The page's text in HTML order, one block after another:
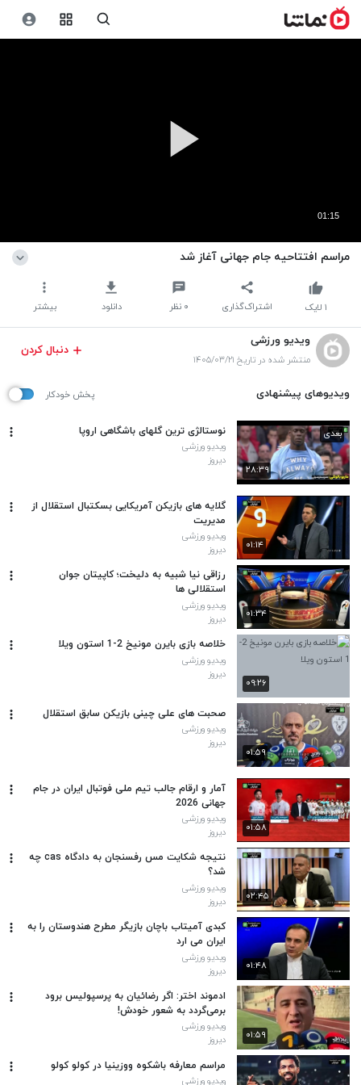
01:15
مراسم افتتاحیه جام جهانی آغاز شد
اشتراک‌گذاری ۰ نظر دانلود بیشتر ۱ لایک
ویدیو ورزشی
منتشر شده در تاریخ ۱۴۰۵/۰۳/۲۱
دنبال کردن
ویدیوهای پیشنهادی پخش خودکار
۲۸:۳۹
بعدی نوستالژی ترین گلهای باشگاهی اروپا
ویدیو ورزشی
دیروز
۰۱:۱۴
گلایه های بازیکن آمریکایی بسکتبال استقلال از
مدیریت
ویدیو ورزشی
دیروز
۰۱:۳۴
رزاقی نیا شبیه به دلیخت؛ کاپیتان جوان
استقلالی ها
ویدیو ورزشی
دیروز
۰۹:۲۶
خلاصه بازی بایرن مونیخ 2-1 استون ویلا
ویدیو ورزشی
دیروز
۰۱:۵۹
صحبت های علی چینی بازیکن سابق استقلال
ویدیو ورزشی
دیروز
۰۱:۵۸
آمار و ارقام جالب تیم ملی فوتبال ایران در جام
جهانی 2026
ویدیو ورزشی
دیروز
۰۲:۴۵
نتیجه شکایت مس رفسنجان به دادگاه cas چه
شد؟
ویدیو ورزشی
دیروز
۰۱:۴۸
کبدی آمیتاب باچان بازیگر مطرح هندوستان را به
ایران می‌ ارد
ویدیو ورزشی
دیروز
۰۱:۵۹
ادموند اختر: اگر رضائیان به پرسپولیس برود
برمی‌گردد به شعور خودش!
ویدیو ورزشی
دیروز
مراسم معارفه باشکوه ووزینیا در کولو کولو
ویدیو ورزشی